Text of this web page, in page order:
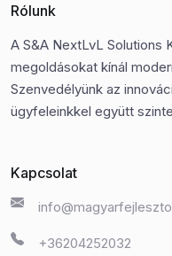
Rólunk
A S&A NextLvL
megoldásokat kínál
Szenvedélyünk az
ügyfeleinkkel együtt
Kapcsolat
+36204252032